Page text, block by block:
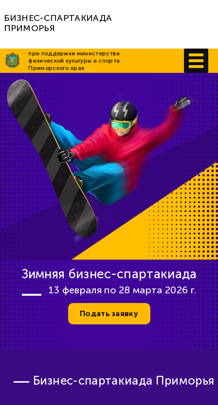
БИЗНЕС-СПАРТАКИАДА
ПРИМОРЬЯ
при поддержке министерства
физической культуры и спорта
Приморского края
Зимняя бизнес-спартакиада
13 февраля по 28 марта 2026 г.
Подать заявку
Бизнес-спартакиада Приморья